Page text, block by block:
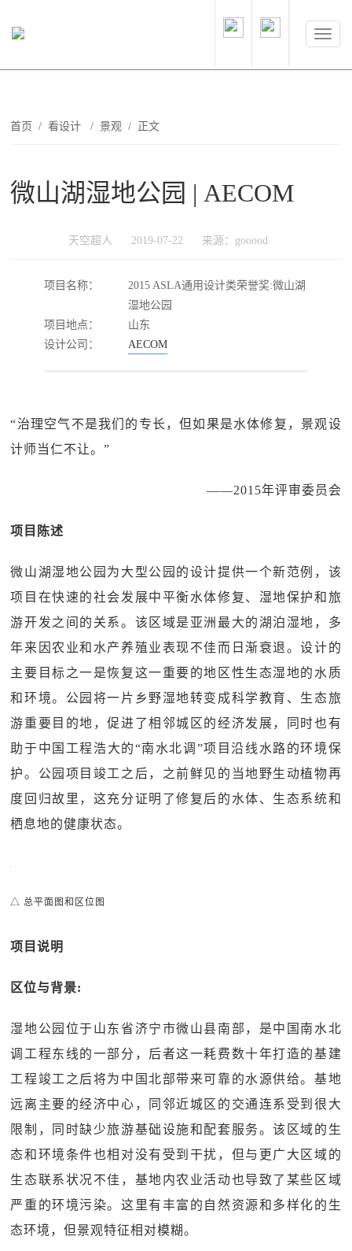
首页 /看设计 / 景观 / 正文
微山湖湿地公园 | AECOM
天空超人 2019-07-22 来源：gooood
项目名称：
2015 ASLA通用设计类荣誉奖:微山湖
湿地公园
项目地点：
山东
设计公司：
AECOM
“治理空气不是我们的专长，但如果是水体修复，景观设
计师当仁不让。”
——2015年评审委员会
项目陈述
微山湖湿地公园为大型公园的设计提供一个新范例，该
项目在快速的社会发展中平衡水体修复、湿地保护和旅
游开发之间的关系。该区域是亚洲最大的湖泊湿地，多
年来因农业和水产养殖业表现不佳而日渐衰退。设计的
主要目标之一是恢复这一重要的地区性生态湿地的水质
和环境。公园将一片乡野湿地转变成科学教育、生态旅
游重要目的地，促进了相邻城区的经济发展，同时也有
助于中国工程浩大的“南水北调”项目沿线水路的环境保
护。公园项目竣工之后，之前鲜见的当地野生动植物再
度回归故里，这充分证明了修复后的水体、生态系统和
栖息地的健康状态。
△ 总平面图和区位图
项目说明
区位与背景:
湿地公园位于山东省济宁市微山县南部，是中国南水北
调工程东线的一部分，后者这一耗费数十年打造的基建
工程竣工之后将为中国北部带来可靠的水源供给。基地
远离主要的经济中心，同邻近城区的交通连系受到很大
限制，同时缺少旅游基础设施和配套服务。该区域的生
态和环境条件也相对没有受到干扰，但与更广大区域的
生态联系状况不佳，基地内农业活动也导致了某些区域
严重的环境污染。这里有丰富的自然资源和多样化的生
态环境，但景观特征相对模糊。